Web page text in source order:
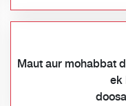
Maut aur mohabbat
ek